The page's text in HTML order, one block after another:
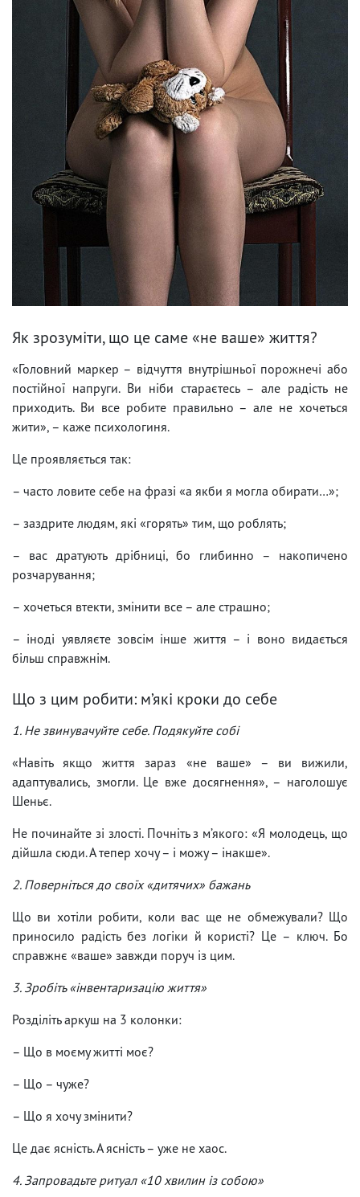
Як зрозуміти, що це саме «не ваше» життя?
«Головний маркер – відчуття внутрішньої порожнечі або
постійної напруги. Ви ніби стараєтесь – але радість не
приходить. Ви все робите правильно – але не хочеться
жити», – каже психологиня.
Це проявляється так:
– часто ловите себе на фразі «а якби я могла обирати…»;
– заздрите людям, які «горять» тим, що роблять;
– вас дратують дрібниці, бо глибинно – накопичено
розчарування;
– хочеться втекти, змінити все – але страшно;
– іноді уявляєте зовсім інше життя – і воно видається
більш справжнім.
Що з цим робити: м’які кроки до себе
1. Не звинувачуйте себе. Подякуйте собі
«Навіть якщо життя зараз «не ваше» – ви вижили,
адаптувались, змогли. Це вже досягнення», – наголошує
Шеньє.
Не починайте зі злості. Почніть з м’якого: «Я молодець, що
дійшла сюди. А тепер хочу – і можу – інакше».
2. Поверніться до своїх «дитячих» бажань
Що ви хотіли робити, коли вас ще не обмежували? Що
приносило радість без логіки й користі? Це – ключ. Бо
справжнє «ваше» завжди поруч із цим.
3. Зробіть «інвентаризацію життя»
Розділіть аркуш на 3 колонки:
– Що в моєму житті моє?
– Що – чуже?
– Що я хочу змінити?
Це дає ясність. А ясність – уже не хаос.
4. Запровадьте ритуал «10 хвилин із собою»